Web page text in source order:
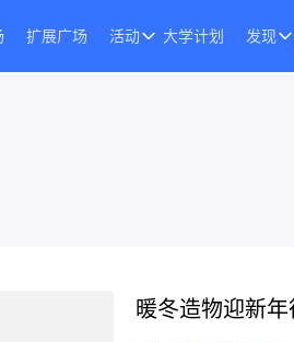
扩展广场 活动 大学计划 发现
暖冬造物迎新